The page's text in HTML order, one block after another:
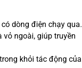
dòng điện chạy qua.
vỏ ngoài, giúp truyền
khỏi tác động của